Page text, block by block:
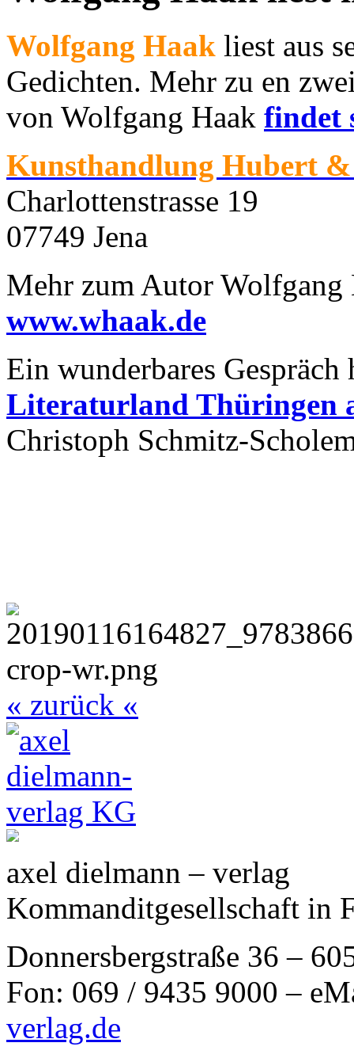
Wolfgang Haak liest aus
Gedichten. Mehr zu en
von Wolfgang Haak findet
Kunsthandlung Hubert
Charlottenstrasse 19
07749 Jena
Mehr zum Autor Wolfgang
www.whaak.de
Ein wunderbares
Literaturland Thüringen
Christoph Schmitz-
« zurück «
axel dielmann – verlag
Kommanditgesellschaft in
Donnersbergstraße 36 –
Fon: 069 / 9435 9000 –
verlag.de